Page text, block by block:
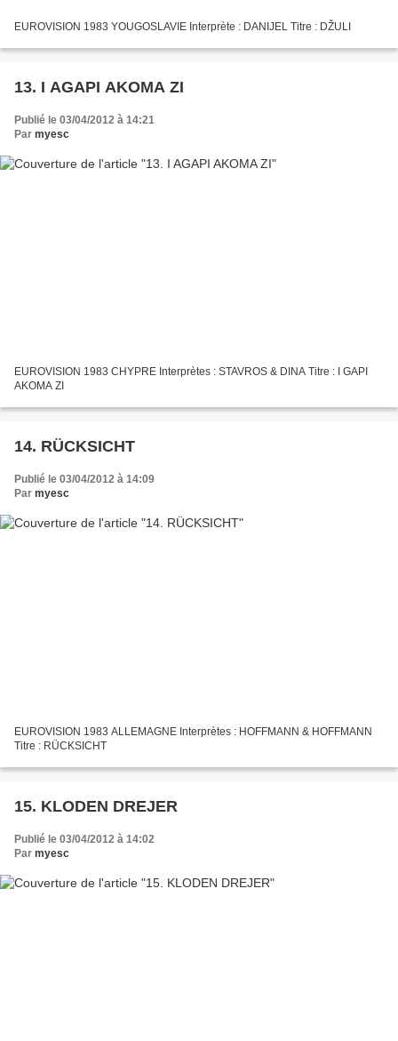
EUROVISION 1983 YOUGOSLAVIE Interprète : DANIJEL Titre : DŽULI
13. I AGAPI AKOMA ZI
Publié le 03/04/2012 à 14:21
Par myesc
EUROVISION 1983 CHYPRE Interprètes : STAVROS & DINA Titre : I GAPI
AKOMA ZI
14. RÜCKSICHT
Publié le 03/04/2012 à 14:09
Par myesc
EUROVISION 1983 ALLEMAGNE Interprètes : HOFFMANN & HOFFMANN
Titre : RÜCKSICHT
15. KLODEN DREJER
Publié le 03/04/2012 à 14:02
Par myesc